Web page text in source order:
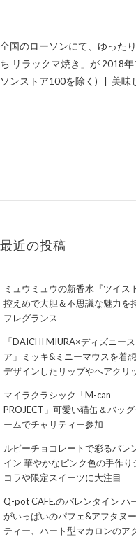
全国のローソンにて、ゆった
ち リラックマ焼き」が 2018
ソンストア100を除く) | 美味
最近の投稿
ミュウミュウの新香水『ツイス
控えめで大胆＆不思議な魅力を
フレグランス
「DAICHI MIURA×ディズニース
ア」ミッキ&ミニーマウスを着
デザインしたリップやヘアクリ
マイラクラシック「M-can
PROJECT」可愛い猫缶＆バッグ
ームでチャリティー参加
ルビーチョコレートで彩るバレ
イン 華やかなピンク色の手作り
コラや限定スイーツに大注目
Q-pot CAFE.のバレンタイン ハ
がいっぱいのパフェ&アフタヌ
ティー、ハート型マカロンのア